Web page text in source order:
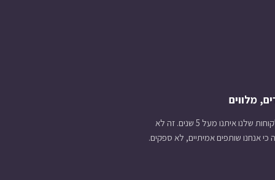
מלווים
90% מהלקוחות שלנו איתנו מעל 5 שנים. זה לא
אנחנו שותפים אמיתיים, לא ספקים.